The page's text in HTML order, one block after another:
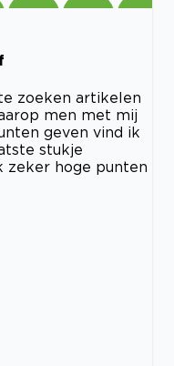
zoeken artikelen
men met mij
geven vind ik
stukje
zeker hoge punten